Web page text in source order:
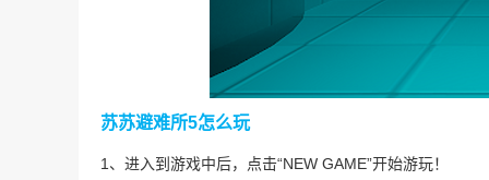
苏苏避难所5怎么玩
1、进入到游戏中后，点击“NEW GAME”开始游玩！